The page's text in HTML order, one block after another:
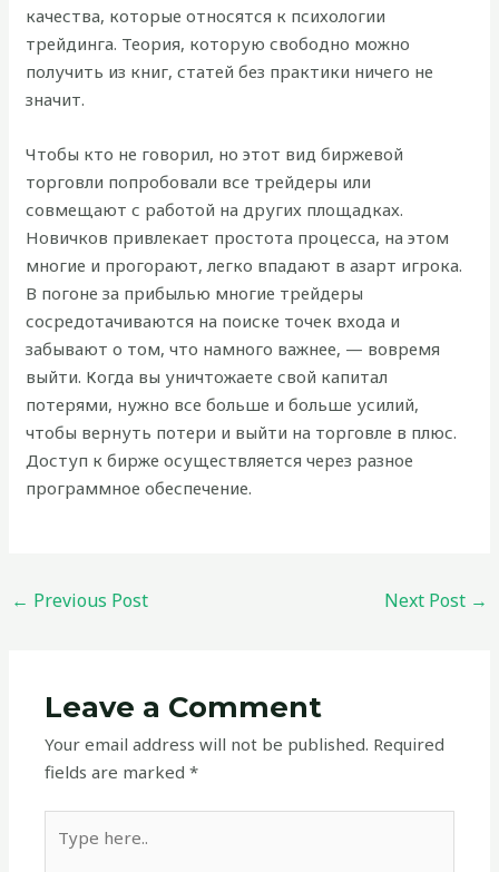
качества, которые относятся к психологии
трейдинга. Теория, которую свободно можно
получить из книг, статей без практики ничего не
значит.
Чтобы кто не говорил, но этот вид биржевой
торговли попробовали все трейдеры или
совмещают с работой на других площадках.
Новичков привлекает простота процесса, на этом
многие и прогорают, легко впадают в азарт игрока.
В погоне за прибылью многие трейдеры
сосредотачиваются на поиске точек входа и
забывают о том, что намного важнее, — вовремя
выйти. Когда вы уничтожаете свой капитал
потерями, нужно все больше и больше усилий,
чтобы вернуть потери и выйти на торговле в плюс.
Доступ к бирже осуществляется через разное
программное обеспечение.
← Previous Post Next Post →
Leave a Comment
Your email address will not be published. Required
fields are marked*
here..